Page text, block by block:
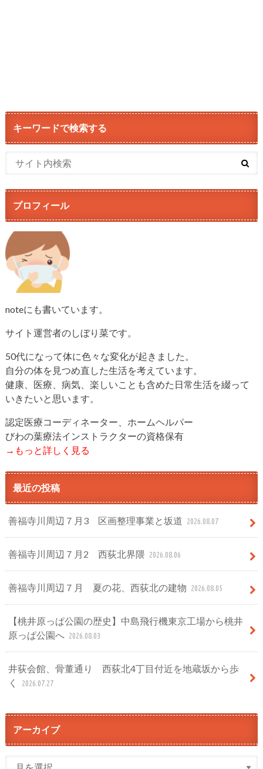
キーワードで検索する
プロフィール
noteにも書いています。
サイト運営者のしぼり菜です。
50代になって体に色々な変化が起きました。
自分の体を見つめ直した生活を考えています。
健康、医療、病気、楽しいことも含めた日常生活を綴って
いきたいと思います。
認定医療コーディネーター、ホームヘルパー
びわの葉療法インストラクターの資格保有
→もっと詳しく見る
最近の投稿
善福寺川周辺７月3 区画整理事業と坂道 2026.08.07
善福寺川周辺７月2 西荻北界隈 2026.08.06
善福寺川周辺７月 夏の花、西荻北の建物 2026.08.05
【桃井原っぱ公園の歴史】中島飛行機東京工場から桃井
原っぱ公園へ 2026.08.03
井荻会館、骨董通り 西荻北4丁目付近を地蔵坂から歩
く
2026.07.27
アーカイブ